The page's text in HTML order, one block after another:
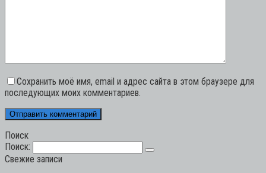
Сохранить моё имя, email и адрес сайта в этом браузере для
последующих моих комментариев.
Поиск
Поиск:
Свежие записи